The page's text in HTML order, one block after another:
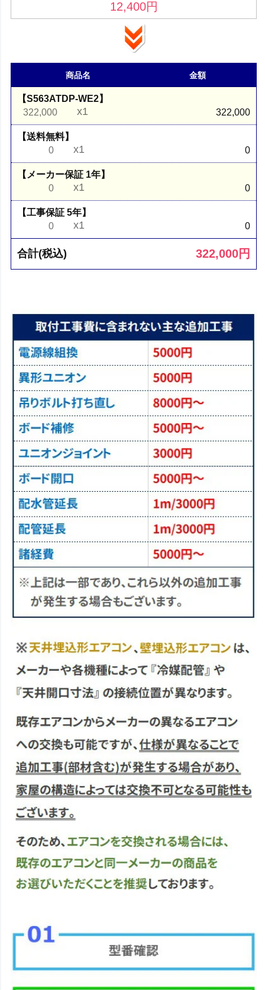
12,400円
商品名 金額
【S563ATDP-WE2】
322,000
x1 322,000
【送料無料】
0
x1 0
【メーカー保証 1年】
0
x1 0
【工事保証 5年】
0
x1 0
合計(税込) 322,000円